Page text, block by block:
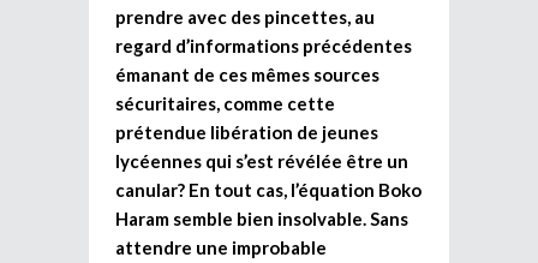
prendre avec des pincettes, au
regard d’informations précédentes
émanant de ces mêmes sources
sécuritaires, comme cette
prétendue libération de jeunes
lycéennes qui s’est révélée être un
canular? En tout cas, l’équation Boko
Haram semble bien insolvable. Sans
attendre une improbable